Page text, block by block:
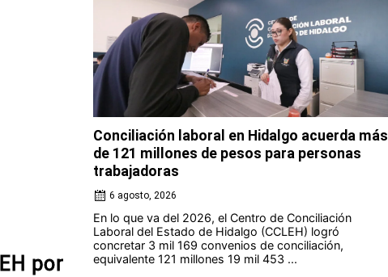
por
Conciliación laboral en Hidalgo acuerda más
de 121 millones de pesos para personas
trabajadoras
6 agosto, 2026
En lo que va del 2026, el Centro de Conciliación
Laboral del Estado de Hidalgo (CCLEH) logró
concretar 3 mil 169 convenios de conciliación,
equivalente 121 millones 19 mil 453 ...